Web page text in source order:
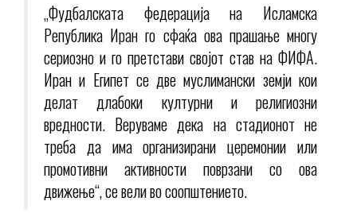
„Фудбалската федерација на Исламска
Република Иран го сфаќа ова прашање многу
сериозно и го претстави својот став на ФИФА.
Иран и Египет се две муслимански земји кои
делат длабоки културни и религиозни
вредности. Веруваме дека на стадионот не
треба да има организирани церемонии или
промотивни активности поврзани со ова
движење“, се вели во соопштението.